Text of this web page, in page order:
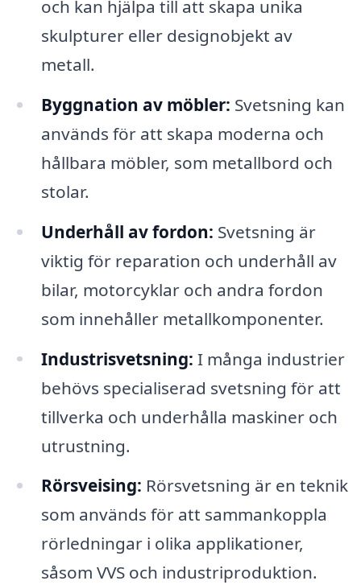
och kan hjälpa till att skapa unika
skulpturer eller designobjekt av
metall.
Byggnation av möbler: Svetsning kan
används för att skapa moderna och
hållbara möbler, som metallbord och
stolar.
Underhåll av fordon: Svetsning är
viktig för reparation och underhåll av
bilar, motorcyklar och andra fordon
som innehåller metallkomponenter.
Industrisvetsning: I många industrier
behövs specialiserad svetsning för att
tillverka och underhålla maskiner och
utrustning.
Rörsveising: Rörsvetsning är en teknik
som används för att sammankoppla
rörledningar i olika applikationer,
såsom VVS och industriproduktion.